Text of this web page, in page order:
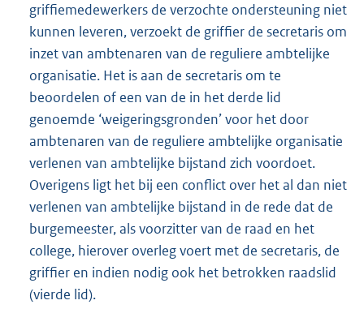
griffiemedewerkers de verzochte ondersteuning niet
kunnen leveren, verzoekt de griffier de secretaris om
inzet van ambtenaren van de reguliere ambtelijke
organisatie. Het is aan de secretaris om te
beoordelen of een van de in het derde lid
genoemde ‘weigeringsgronden’ voor het door
ambtenaren van de reguliere ambtelijke organisatie
verlenen van ambtelijke bijstand zich voordoet.
Overigens ligt het bij een conflict over het al dan niet
verlenen van ambtelijke bijstand in de rede dat de
burgemeester, als voorzitter van de raad en het
college, hierover overleg voert met de secretaris, de
griffier en indien nodig ook het betrokken raadslid
(vierde lid).